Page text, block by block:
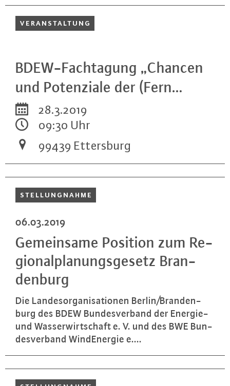
VER­AN­STAL­TUNG
BDEW-Fach­ta­gung „Chancen
und Po­ten­zia­le der (Fern…
28.3.2019
09:30 Uhr
99439 Et­ters­burg
STEL­LUNG­NAH­ME
06.03.2019
Ge­mein­sa­me Position zum Re­
gio­nal­pla­nungs­ge­setz Bran­
den­burg
Die Lan­des­or­ga­ni­sa­tio­nen Berlin/Bran­den­
burg des BDEW Bun­des­ver­band der Energie-
und Was­ser­wirt­schaft e. V. und des BWE Bun­
des­ver­band Wind­Ener­gie e....